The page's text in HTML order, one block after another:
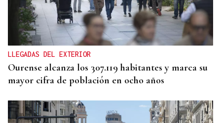
CRISIS HUMANITARIA
El Instituto de Medicina Legal de Ceuta recibe los
cuerpos de los 80 migrantes fallecidos
LLEGADAS DEL EXTERIOR
Ourense alcanza los 307.119 habitantes y marca su
mayor cifra de población en ocho años